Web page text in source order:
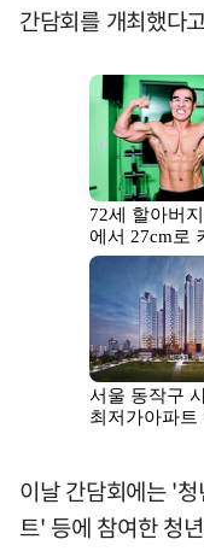
간담회를 개최했다
이날 간담회에는 '
트' 등에 참여한 청